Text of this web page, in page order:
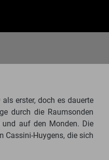
erster, doch es dauerte
durch die Raumsonden
und auf den Monden. Die
Cassini-Huygens, die sich